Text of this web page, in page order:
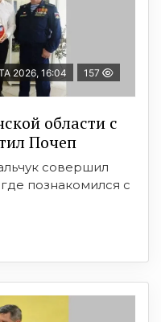
2026, 16:04 157
области с
Почеп
совершил
познакомился с